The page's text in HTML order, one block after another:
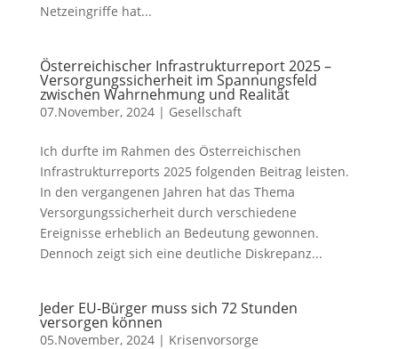
Netzeingriffe hat...
Österreichischer Infrastrukturreport 2025 –
Versorgungssicherheit im Spannungsfeld
zwischen Wahrnehmung und Realität
07.November, 2024| Gesellschaft
Ich durfte im Rahmen des Österreichischen
Infrastrukturreports 2025 folgenden Beitrag leisten.
In den vergangenen Jahren hat das Thema
Versorgungssicherheit durch verschiedene
Ereignisse erheblich an Bedeutung gewonnen.
Dennoch zeigt sich eine deutliche Diskrepanz...
Jeder EU-Bürger muss sich 72 Stunden
versorgen können
05.November, 2024| Krisenvorsorge